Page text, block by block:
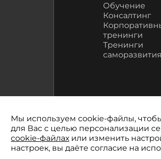
Обучение
Консалтинг
тренинги
Тренинги
саморазвития
© 2026
Мы используем cookie-файлы, чтобы
для Вас с целью персонализации
cookie-файлах или изменить
настроек, вы даёте согласие на